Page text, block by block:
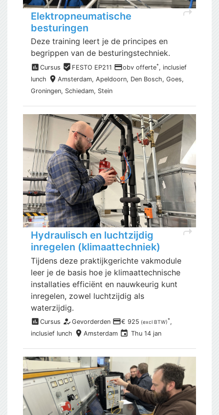
shortcut
Elektropneumatische
besturingen
Deze training leert je de principes en
begrippen van de besturingstechniek.
assessment Cursus beenhere FESTO EP211 paymentobv offerte*, inclusief
lunch place Amsterdam, Apeldoorn, Den Bosch, Goes,
Groningen, Schiedam, Stein
shortcut
Hydraulisch en luchtzijdig
inregelen (klimaattechniek)
Tijdens deze praktijkgerichte vakmodule
leer je de basis hoe je klimaattechnische
installaties efficiënt en nauwkeurig kunt
inregelen, zowel luchtzijdig als
waterzijdig.
assessment Cursus how_to_regGevorderden payment€ 925 (excl BTW)*,
inclusief lunch place Amsterdam event Thu 14 jan